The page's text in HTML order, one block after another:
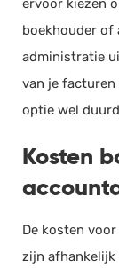
ervoor kiezen
boekhouder of
administratie
van je
optie wel
Kosten
De kosten
zijn afhankelijk